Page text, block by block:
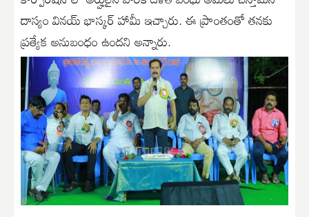
దాస్యం వినయ్ భాస్కర్ హామీ ఇచ్చారు. ఈ ప్రాంతంతో తనకు
ప్రత్యేక అనుబంధం ఉందని అన్నారు.